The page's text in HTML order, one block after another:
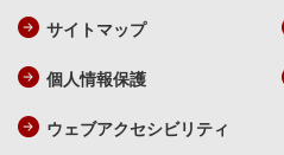
サイトマップ
個人情報保護
ウェブアクセシビリティ